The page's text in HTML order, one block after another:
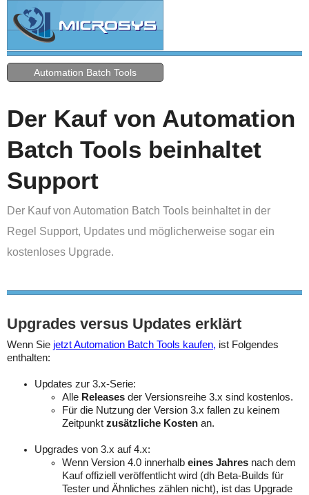
Automation Batch Tools
Der Kauf von Automation
Batch Tools beinhaltet
Support
Der Kauf von Automation Batch Tools beinhaltet in der
Regel Support, Updates und möglicherweise sogar ein
kostenloses Upgrade.
Upgrades versus Updates erklärt
Wenn Sie jetzt Automation Batch Tools kaufen, ist Folgendes
enthalten:
Updates zur 3.x-Serie:
Alle Releases der Versionsreihe 3.x sind kostenlos.
Für die Nutzung der Version 3.x fallen zu keinem
Zeitpunkt zusätzliche Kosten an.
Upgrades von 3.x auf 4.x:
Wenn Version 4.0 innerhalb eines Jahres nach dem
Kauf offiziell veröffentlicht wird (dh Beta-Builds für
Tester und Ähnliches zählen nicht), ist das Upgrade